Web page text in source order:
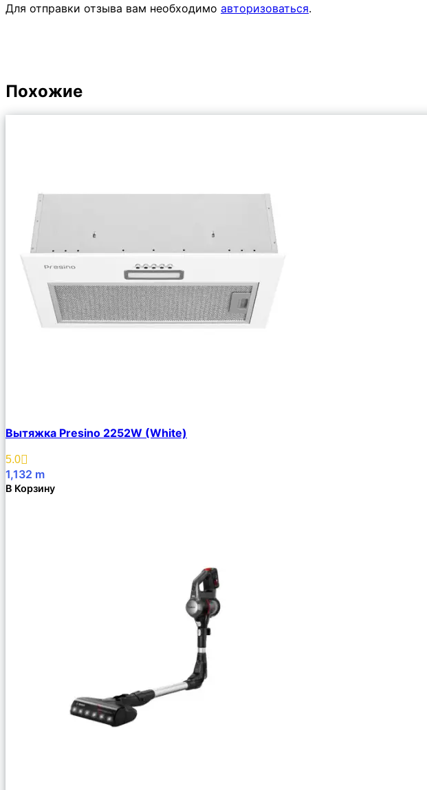
Для отправки отзыва вам необходимо авторизоваться.
Похожие
Вытяжка Presino 2252W (White)
5.0
1,132 m
В Корзину